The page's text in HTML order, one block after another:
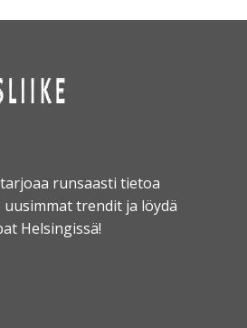
runsaasti tietoa
uusimmat trendit ja löydä
Helsingissä!